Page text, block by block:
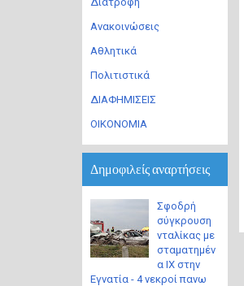
Ανακοινώσεις
Αθλητικά
Πολιτιστικά
ΔΙΑΦΗΜΙΣΕΙΣ
ΟΙΚΟΝΟΜΙΑ
Δημοφιλείς αναρτήσεις
Σφοδρή
σύγκρουση
νταλίκας με
σταματημέν
α ΙΧ στην
Εγνατία - 4 νεκροί πανω